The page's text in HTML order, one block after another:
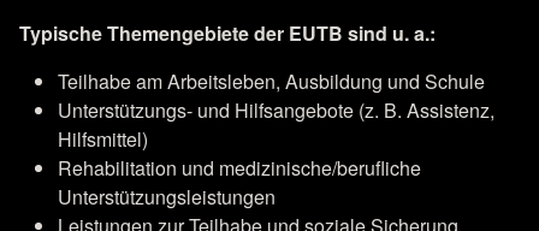
Typische Themengebiete der EUTB sind u. a.:
Teilhabe am Arbeitsleben, Ausbildung und Schule
Unterstützungs- und Hilfsangebote (z. B. Assistenz,
Hilfsmittel)
Rehabilitation und medizinische/berufliche
Unterstützungsleistungen
Leistungen zur Teilhabe und soziale Sicherung